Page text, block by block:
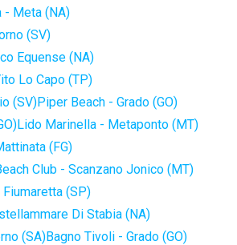
- Meta (NA)
(SV)
Equense (NA)
Lo Capo (TP)
(SV)Piper Beach - Grado (GO)
Lido Marinella - Metaponto (MT)
(FG)
Club - Scanzano Jonico (MT)
(SP)
Di Stabia (NA)
(SA)Bagno Tivoli - Grado (GO)